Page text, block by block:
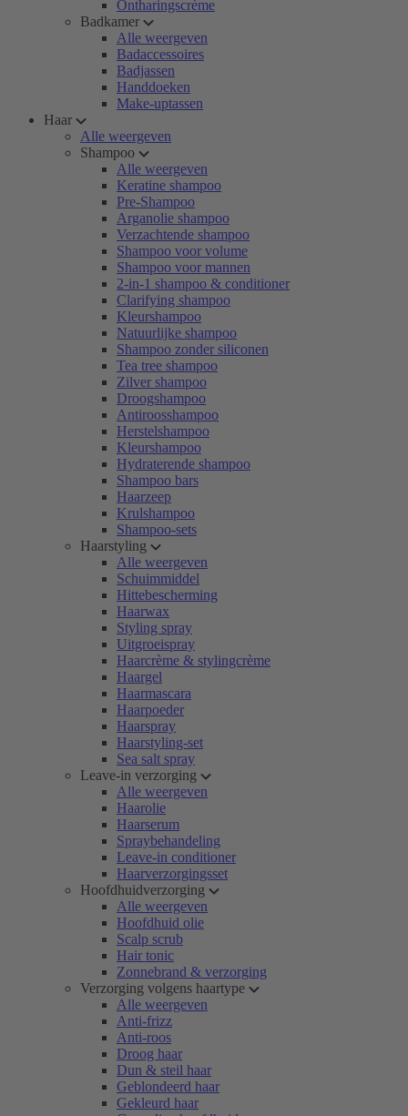
Ontharingscrème
Badkamer
Alle weergeven
Badaccessoires
Badjassen
Handdoeken
Make-uptassen
Haar
Alle weergeven
Shampoo
Alle weergeven
Keratine shampoo
Pre-Shampoo
Arganolie shampoo
Verzachtende shampoo
Shampoo voor volume
Shampoo voor mannen
2-in-1 shampoo & conditioner
Clarifying shampoo
Kleurshampoo
Natuurlijke shampoo
Shampoo zonder siliconen
Tea tree shampoo
Zilver shampoo
Droogshampoo
Antiroosshampoo
Herstelshampoo
Kleurshampoo
Hydraterende shampoo
Shampoo bars
Haarzeep
Krulshampoo
Shampoo-sets
Haarstyling
Alle weergeven
Schuimmiddel
Hittebescherming
Haarwax
Styling spray
Uitgroeispray
Haarcrème & stylingcrème
Haargel
Haarmascara
Haarpoeder
Haarspray
Haarstyling-set
Sea salt spray
Leave-in verzorging
Alle weergeven
Haarolie
Haarserum
Spraybehandeling
Leave-in conditioner
Haarverzorgingsset
Hoofdhuidverzorging
Alle weergeven
Hoofdhuid olie
Scalp scrub
Hair tonic
Zonnebrand & verzorging
Verzorging volgens haartype
Alle weergeven
Anti-frizz
Anti-roos
Droog haar
Dun & steil haar
Geblondeerd haar
Gekleurd haar